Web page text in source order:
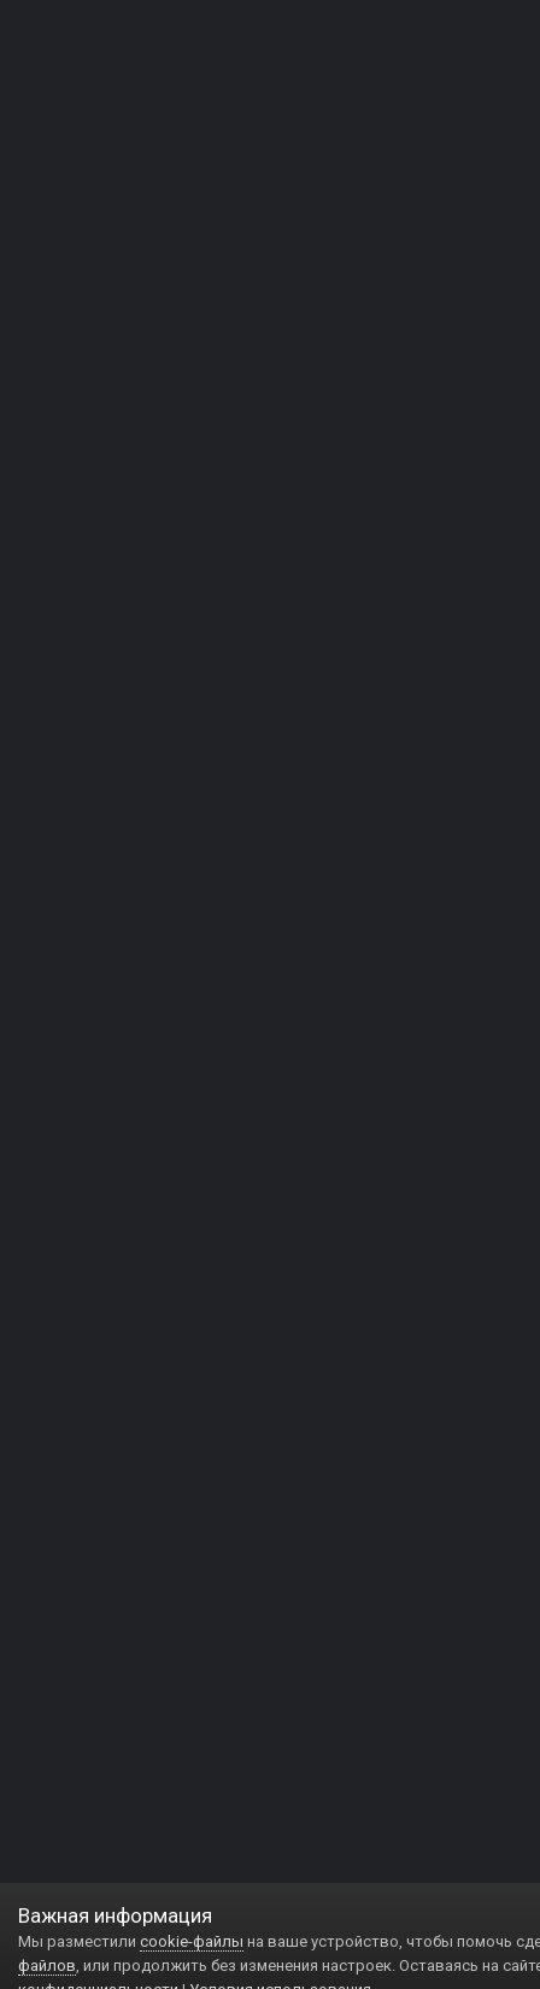
Важная информация
Мы разместили cookie-файлы на ваше устройство, чтобы помочь
файлов, или продолжить без изменения настроек. Оставаясь на